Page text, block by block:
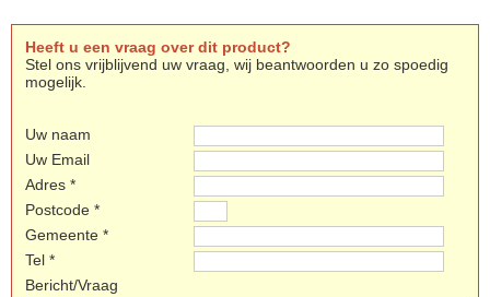
Heeft u een vraag over dit product?
Stel ons vrijblijvend uw vraag, wij beantwoorden u zo spoedig
mogelijk.
Uw naam
Uw Email
Adres *
Postcode *
Gemeente *
Tel *
Bericht/Vraag